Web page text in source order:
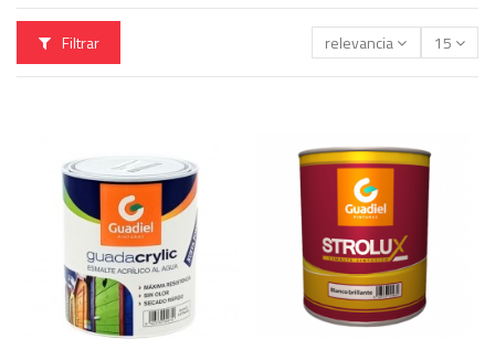
Filtrar relevancia 15